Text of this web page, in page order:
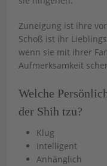
Zuneigung ist ihre
Schoß ist ihr
wenn sie mit ihrer
Aufmerksamkeit
Welche
der Shih tzu?
Klug
Intelligent
Anhänglich